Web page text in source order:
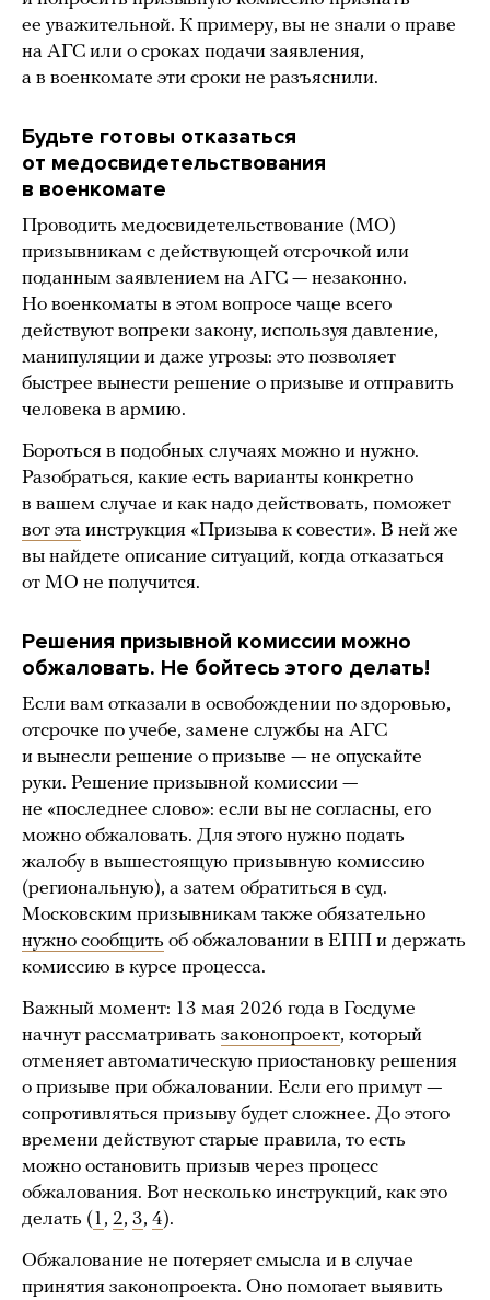
ее уважительной. К примеру, вы не знали о праве
на АГС или о сроках подачи заявления,
а в военкомате эти сроки не разъяснили.
Будьте готовы отказаться
от медосвидетельствования
в военкомате
Проводить медосвидетельствование (МО)
призывникам с действующей отсрочкой или
поданным заявлением на АГС — незаконно.
Но военкоматы в этом вопросе чаще всего
действуют вопреки закону, используя давление,
манипуляции и даже угрозы: это позволяет
быстрее вынести решение о призыве и отправить
человека в армию.
Бороться в подобных случаях можно и нужно.
Разобраться, какие есть варианты конкретно
в вашем случае и как надо действовать, поможет
вот эта инструкция «Призыва к совести». В ней же
вы найдете описание ситуаций, когда отказаться
от МО не получится.
Решения призывной комиссии можно
обжаловать. Не бойтесь этого делать!
Если вам отказали в освобождении по здоровью,
отсрочке по учебе, замене службы на АГС
и вынесли решение о призыве — не опускайте
руки. Решение призывной комиссии —
не «последнее слово»: если вы не согласны, его
можно обжаловать. Для этого нужно подать
жалобу в вышестоящую призывную комиссию
(региональную), а затем обратиться в суд.
Московским призывникам также обязательно
нужно сообщить об обжаловании в ЕПП и держать
комиссию в курсе процесса.
Важный момент: 13 мая 2026 года в Госдуме
начнут рассматривать законопроект, который
отменяет автоматическую приостановку решения
о призыве при обжаловании. Если его примут —
сопротивляться призыву будет сложнее. До этого
времени действуют старые правила, то есть
можно остановить призыв через процесс
обжалования. Вот несколько инструкций, как это
делать (1 , 2, 3, 4).
Обжалование не потеряет смысла и в случае
принятия законопроекта. Оно помогает выявить